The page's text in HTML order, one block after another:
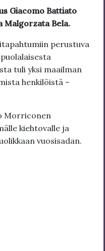
Giacomo Battiato
Malgorzata Bela.
perustuva
tuli yksi maailman
henkilöistä –
Morriconen
kiehtovalle ja
vuosisadan.